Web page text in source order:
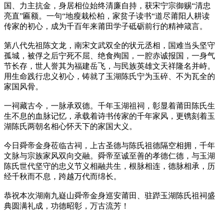
国、力主抗金，身居相位始终清廉自持，获宋宁宗御赐“清忠
亮直”匾额。一句“地瘦栽松柏，家贫子读书“道尽莆阳人耕读
传家的初心，成为千百年来莆田学子砥砺前行的精神箴言。
第八代先祖陈文龙，南宋文武双全的状元丞相，国难当头坚守
孤城，被俘之后宁死不屈、绝食殉国，一腔赤诚报国，一身气
节长存，世人誉其为福建岳飞，与民族英雄文天祥隆名并峙。
用生命践行忠义初心，铸就了玉湖陈氏宁为玉碎、不为瓦全的
家国风骨。
一祠藏古今，一脉承双德。千年玉湖祖祠，彰显着莆田陈氏生
生不息的血脉记忆，承载着诗书传家的千年家风，更镌刻着玉
湖陈氏两朝名相心怀天下的家国大义。
今日舜帝金身莅临古祠，上古圣德与陈氏祖德隔空相拥，千年
文脉与宗族家风双向交融。舜帝至诚至善的孝德仁德，与玉湖
陈氏世代坚守的忠义节义相融共生，根脉相连，德脉相承，历
经千秋而不息，跨越万代而绵长。
恭祝本次湖南九嶷山舜帝金身巡安莆田、驻跸玉湖陈氏祖祠盛
典圆满礼成，功德昭彰，万古流芳！